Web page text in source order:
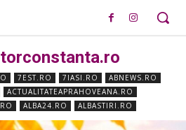
7EST.RO 7IASI.RO
ABNEWS.RO
ACTUALITATEAPRAHOVEANA.RO
ALBA24.RO ALBASTIRI.RO